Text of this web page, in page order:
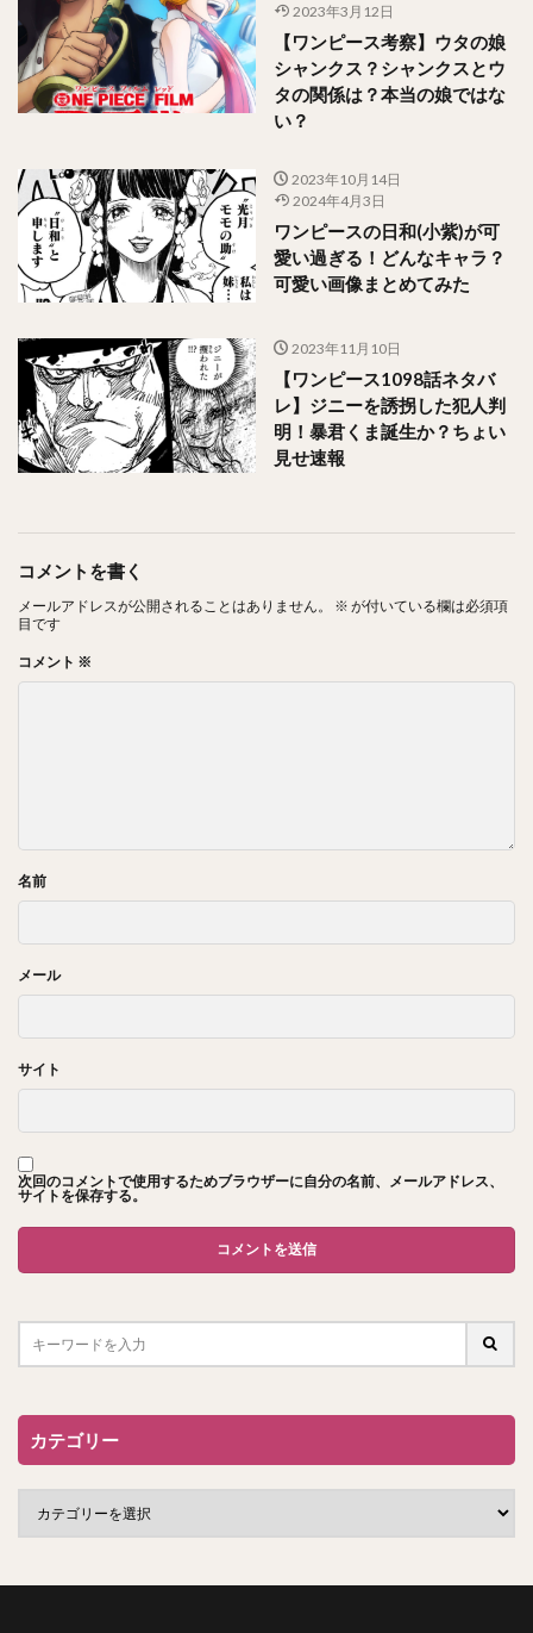
2023年3月12日
【ワンピース考察】ウタの娘
シャンクス？シャンクスとウ
タの関係は？本当の娘ではな
い？
2023年10月14日
2024年4月3日
ワンピースの日和(小紫)が可
愛い過ぎる！どんなキャラ？
可愛い画像まとめてみた
2023年11月10日
【ワンピース1098話ネタバ
レ】ジニーを誘拐した犯人判
明！暴君くま誕生か？ちょい
見せ速報
コメントを書く
メールアドレスが公開されることはありません。 ※ が付いている欄は必須項
目です
コメント ※
名前
メール
サイト
次回のコメントで使用するためブラウザーに自分の名前、メールアドレス、
サイトを保存する。
カテゴリー